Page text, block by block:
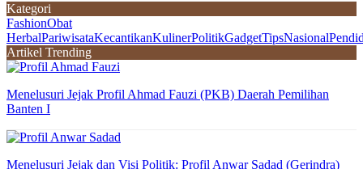
Kategori
FashionObat
HerbalPariwisataKecantikanKulinerPolitikGadgetTipsNasional
Artikel Trending
Menelusuri Jejak Profil Ahmad Fauzi (PKB) Daerah Pemilihan
Banten I
Menelusuri Jejak dan Visi Politik: Profil Anwar Sadad (Gerindra)